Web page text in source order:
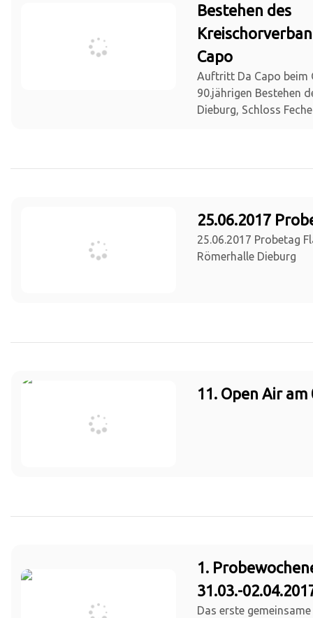
Bestehen des
Capo
Auftritt Da Capo beim
90.jährigen Bestehen
Dieburg, Schloss
25.06.2017
25.06.2017 Probetag
Römerhalle Dieburg
11. Open Air am
1.
31.03.-
Das erste